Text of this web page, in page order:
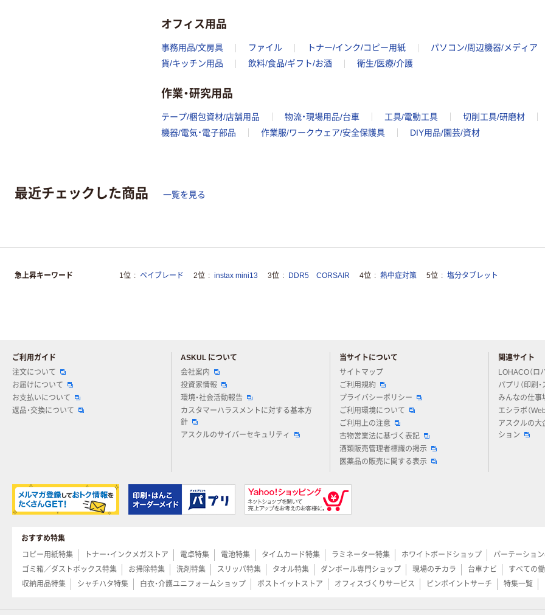
オフィス用品
事務用品/文房具 ファイル トナー/インク/コピー用紙 パソコン/周辺機器/メディア
貨/キッチン用品
飲料/食品/ギフト/お酒 衛生/医療/介護
作業・研究用品
テープ/梱包資材/店舗用品 物流・現場用品/台車 工具/電動工具 切削工具/研磨材
機器/電気・電子部品
作業服/ワークウェア/安全保護具 DIY用品/園芸/資材
最近チェックした商品 一覧を見る
急上昇キーワード 1位 ベイブレード 2位 instax mini13 3位 DDR5 CORSAIR 4位 熱中症対策 5位 塩分タブレット
ご利用ガイド
注文について
お届けについて
お支払いについて
返品・交換について
ASKUL について
会社案内
投資家情報
環境・社会活動報告
カスタマーハラスメントに対する基本方
針
アスクルのサイバーセキュリティ
当サイトについて
サイトマップ
ご利用規約
プライバシーポリシー
ご利用環境について
ご利用上の注意
古物営業法に基づく表記
酒類販売管理者標識の掲示
医薬品の販売に関する表示
関連サイト
LOHACO（ロ
パプリ（印刷・
みんなの仕事
エシラボ（
アスクルの大
ション
おすすめ特集
コピー用紙特集
トナー・インクメガストア 電卓特集 電池特集 タイムカード特集 ラミネーター特集 ホワイトボードショップ パーテーショ
ゴミ箱／ダストボックス特集
お掃除特集 洗剤特集 スリッパ特集 タオル特集 ダンボール専門ショップ 現場のチカラ 台車ナビ すべての
収納用品特集
シャチハタ特集 白衣・介護ユニフォームショップ ポストイットストア オフィスづくりサービス ピンポイントサーチ 特集一覧